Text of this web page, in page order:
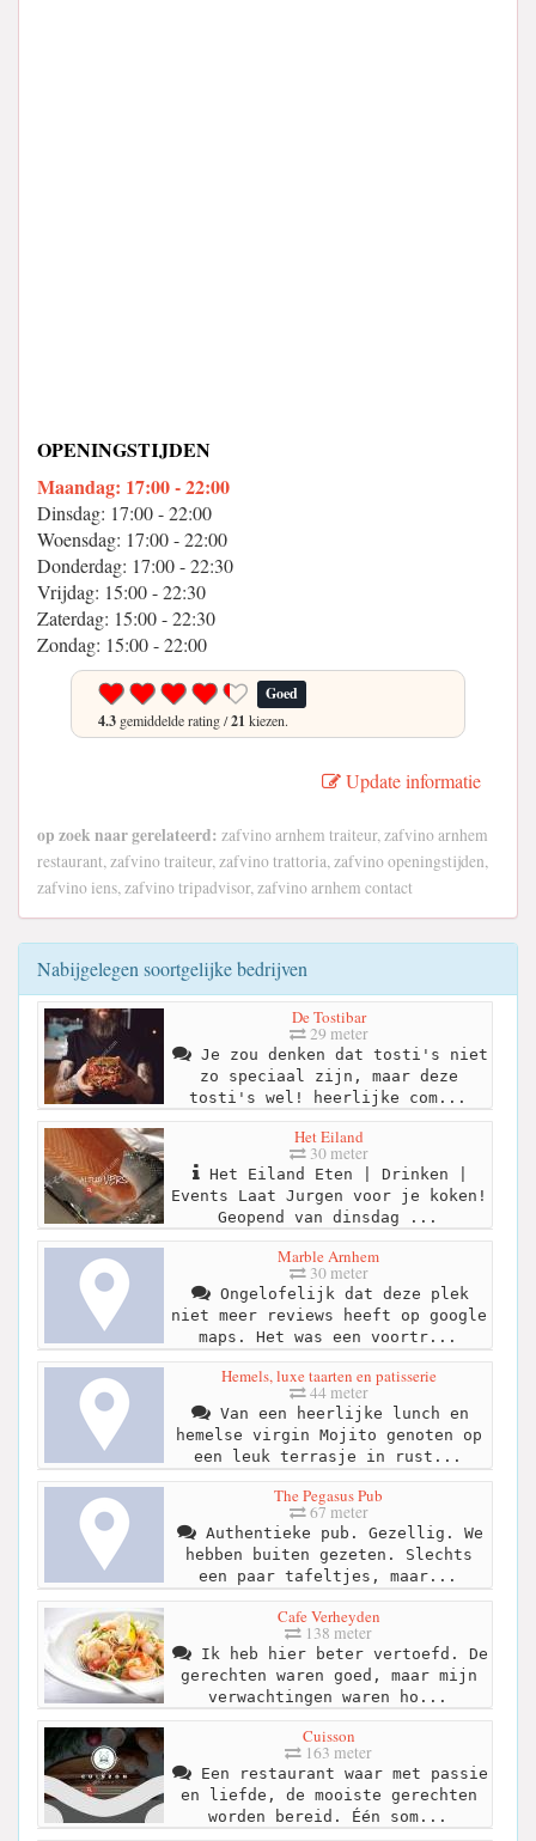
OPENINGSTIJDEN
Maandag: 17:00 - 22:00
Dinsdag: 17:00 - 22:00
Woensdag: 17:00 - 22:00
Donderdag: 17:00 - 22:30
Vrijdag: 15:00 - 22:30
Zaterdag: 15:00 - 22:30
Zondag: 15:00 - 22:00
Goed
4.3 gemiddelde rating /21 kiezen.
Update informatie
op zoek naar gerelateerd: zafvino arnhem traiteur, zafvino arnhem
restaurant, zafvino traiteur, zafvino trattoria, zafvino openingstijden,
zafvino iens, zafvino tripadvisor, zafvino arnhem contact
Nabijgelegen soortgelijke bedrijven
De Tostibar
29 meter
Je zou denken dat tosti's niet
zo speciaal zijn, maar deze
tosti's wel! heerlijke com...
Het Eiland
30 meter
Het Eiland Eten | Drinken |
Events Laat Jurgen voor je koken!
Geopend van dinsdag ...
Marble Arnhem
30 meter
Ongelofelijk dat deze plek
niet meer reviews heeft op google
maps. Het was een voortr...
Hemels, luxe taarten en patisserie
44 meter
Van een heerlijke lunch en
hemelse virgin Mojito genoten op
een leuk terrasje in rust...
The Pegasus Pub
67 meter
Authentieke pub. Gezellig. We
hebben buiten gezeten. Slechts
een paar tafeltjes, maar...
Cafe Verheyden
138 meter
Ik heb hier beter vertoefd. De
gerechten waren goed, maar mijn
verwachtingen waren ho...
Cuisson
163 meter
Een restaurant waar met passie
en liefde, de mooiste gerechten
worden bereid. Één som...